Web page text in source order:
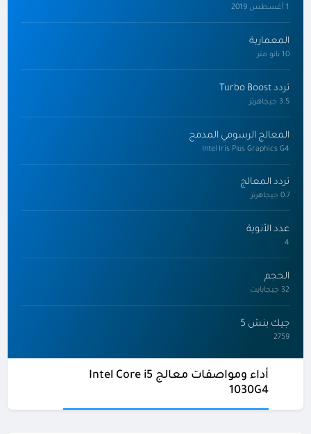
1 أغسطس 2019
المعمارية
10 نانو متر
تردد Turbo Boost
3.5 جيجاهرتز
المعالج الرسومي المدمج
Intel Iris Plus Graphics G4
تردد المعالج
0.7 جيجاهرتز
عدد الأنوية
4
الحجم
32 جيجابايت
جيك بنش 5
2759
أداء ومواصفات معالج Intel Core i5
1030G4